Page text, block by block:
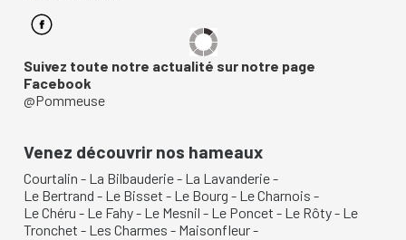
Suivez toute notre actualité sur notre page
Facebook
@Pommeuse
Venez découvrir nos hameaux
Courtalin - La Bilbauderie- La Lavanderie-
Le Bertrand - Le Bisset - Le Bourg - Le Charnois -
Le Chéru - Le Fahy- Le Mesnil - Le Poncet - Le Rôty- Le
Tronchet - Les Charmes - Maisonfleur-